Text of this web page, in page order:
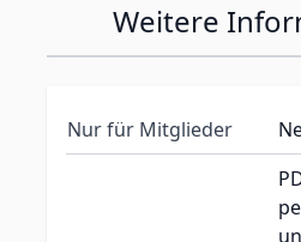
Weitere
Nur für Mitglieder